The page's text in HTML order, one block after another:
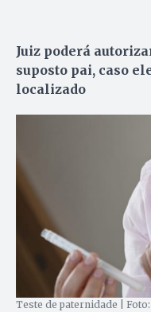
Juiz poderá
suposto pai, caso
localizado
Teste de paternidade |